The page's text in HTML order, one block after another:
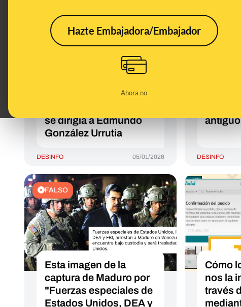
Hazte Embajadora/Embajador
Ahora no
No, Nicolás Maduro no
pidió a Donald Trump
por él a Miraflores: está
se dirigía a Edmundo
González Urrutia
DESINFO 05/01/2026
No,
en
de
de
DESINFO
FALSO
Esta imagen de la
captura de Maduro por
"Fuerzas especiales de
Estados Unidos, DEA y
Cómo
nos la
través